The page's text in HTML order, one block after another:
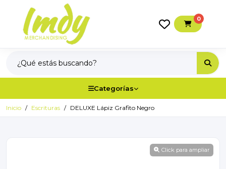
0
Categorías
Inicio Escrituras DELUXE Lápiz Grafito Negro
Click para ampliar